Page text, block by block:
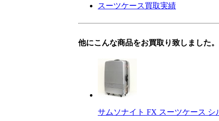
スーツケース買取実績
他にこんな商品をお買取り致しました。
サムソナイト FX スーツケース シ